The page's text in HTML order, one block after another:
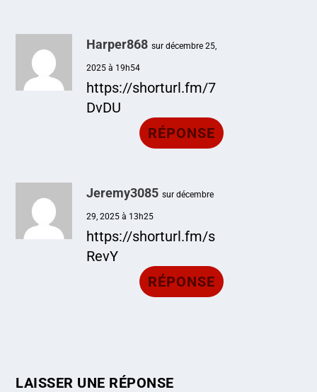
Harper868 sur décembre 25,
2025 à 19h54
https://shorturl.fm/7
DvDU
RÉPONSE
Jeremy3085 sur décembre
29, 2025 à 13h25
https://shorturl.fm/s
RevY
RÉPONSE
LAISSER UNE RÉPONSE